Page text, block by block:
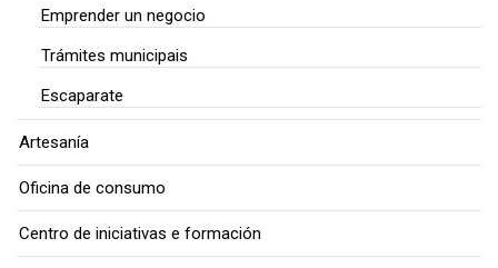
Emprender un negocio
Trámites municipais
Escaparate
Artesanía
Oficina de consumo
Centro de iniciativas e formación